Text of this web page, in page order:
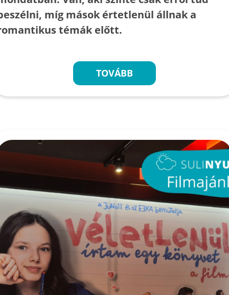
míg mások értetlenül állnak a
témák előtt.
TOVÁBB